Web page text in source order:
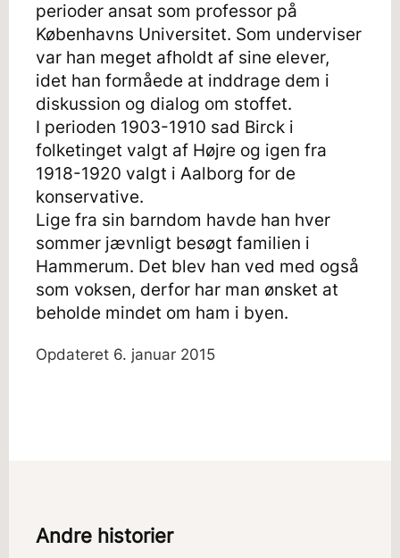
perioder ansat som professor på
Københavns Universitet. Som underviser
var han meget afholdt af sine elever,
idet han formåede at inddrage dem i
diskussion og dialog om stoffet.
I perioden 1903-1910 sad Birck i
folketinget valgt af Højre og igen fra
1918-1920 valgt i Aalborg for de
konservative.
Lige fra sin barndom havde han hver
sommer jævnligt besøgt familien i
Hammerum. Det blev han ved med også
som voksen, derfor har man ønsket at
beholde mindet om ham i byen.
Opdateret 6. januar 2015
Andre historier